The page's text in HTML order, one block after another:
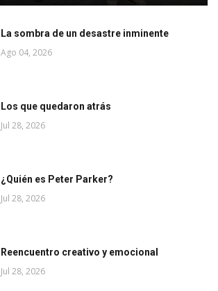
La sombra de un desastre inminente
Ago 04, 2026
Los que quedaron atrás
Jul 28, 2026
¿Quién es Peter Parker?
Jul 28, 2026
Reencuentro creativo y emocional
Jul 28, 2026